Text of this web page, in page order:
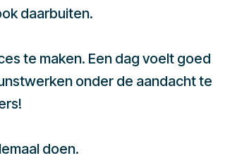
daarbuiten.
te maken. Een dag voelt goed
onder de aandacht te
doen.